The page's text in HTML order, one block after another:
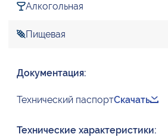
Алкогольная
Пищевая
Документация:
Технический паспортСкачать
Технические характеристики: